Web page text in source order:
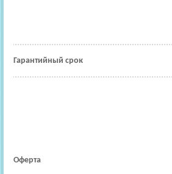
Гарантийный срок
Оферта